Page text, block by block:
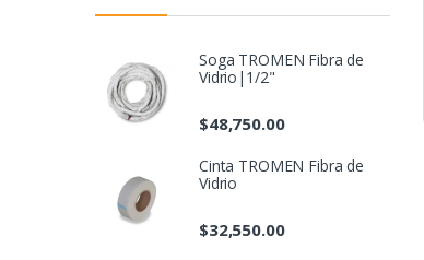
Soga TROMEN Fibra de
Vidrio|1/2"
$48,750.00
Cinta TROMEN Fibra de
Vidrio
$32,550.00